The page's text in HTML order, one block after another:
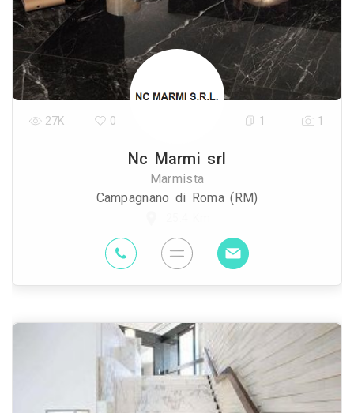
Nc Marmi srl
Marmista
Campagnano di Roma (RM)
27K 0 1 1